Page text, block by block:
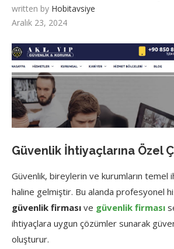
written by Hobitavsiye
Aralık 23, 2024
Güvenlik İhtiyaçlarına Özel
Güvenlik, bireylerin ve kurumların temel
haline gelmiştir. Bu alanda profesyonel
güvenlik firması ve güvenlik firması
ihtiyaçlara uygun çözümler sunarak
oluşturur.